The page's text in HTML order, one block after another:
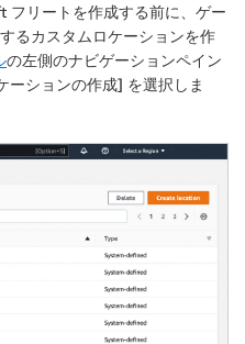
フリートを作成する前に、ゲー
るカスタムロケーションを作
の左側のナビゲーションペイン
ーションの作成] を選択しま